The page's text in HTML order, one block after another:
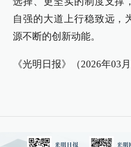
自强的大道上行稳致远，
源不断的创新动能。
《光明日报》（2026年03